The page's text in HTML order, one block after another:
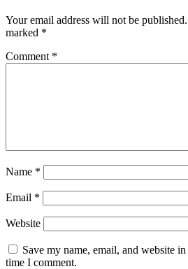
Your email address will not be published.
marked *
Comment *
Name *
Email *
Website
Save my name, email, and website
time I comment.